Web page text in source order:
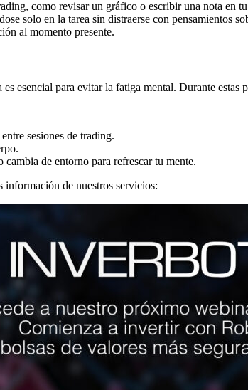
como revisar un gráfico o escribir una nota en tu
solo en la tarea sin distraerse con pensamientos
al momento presente.
esencial para evitar la fatiga mental. Durante
sesiones de trading.
cambia de entorno para refrescar tu mente.
información de nuestros servicios: